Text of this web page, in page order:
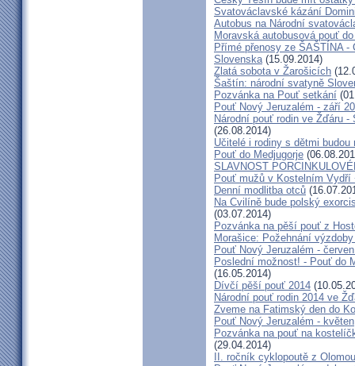
Svatováclavské kázání
Autobus na Národní
Moravská autobusová pouť
Přímé přenosy ze ŠAŠTÍNA -
Slovenska(15.09.2014)
Zlatá sobota v Žarošicích
Šaštín: národní svatyně
Pozvánka na Pouť setkání
Pouť Nový Jeruzalém - září
Národní pouť rodin ve Žďáru
(26.08.2014)
Učitelé i rodiny s dětmi
Pouť do Medjugorje
SLAVNOST
Pouť mužů v Kostelním Vydří
Denní modlitba otců
Na Cvilíně bude polský
(03.07.2014)
Pozvánka na pěší pouť z
Morašice: Požehnání
Pouť Nový Jeruzalém -
Poslední možnost! - Pouť do
(16.05.2014)
Dívčí pěší pouť 2014
Národní pouť rodin 2014 ve
Zveme na Fatimský den do
Pouť Nový Jeruzalém - květen
Pozvánka na pouť na
(29.04.2014)
II. ročník cyklopoutě z